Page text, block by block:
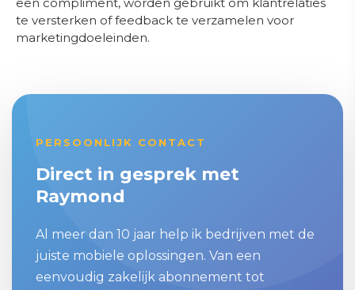
te versterken of feedback te verzamelen voor
marketingdoeleinden.
PERSOONLIJK CONTACT
Direct in gesprek met
Raymond
Al meer dan 10 jaar help ik bedrijven met de
juiste mobiele oplossingen. Van een
eenvoudig zakelijk abonnement tot